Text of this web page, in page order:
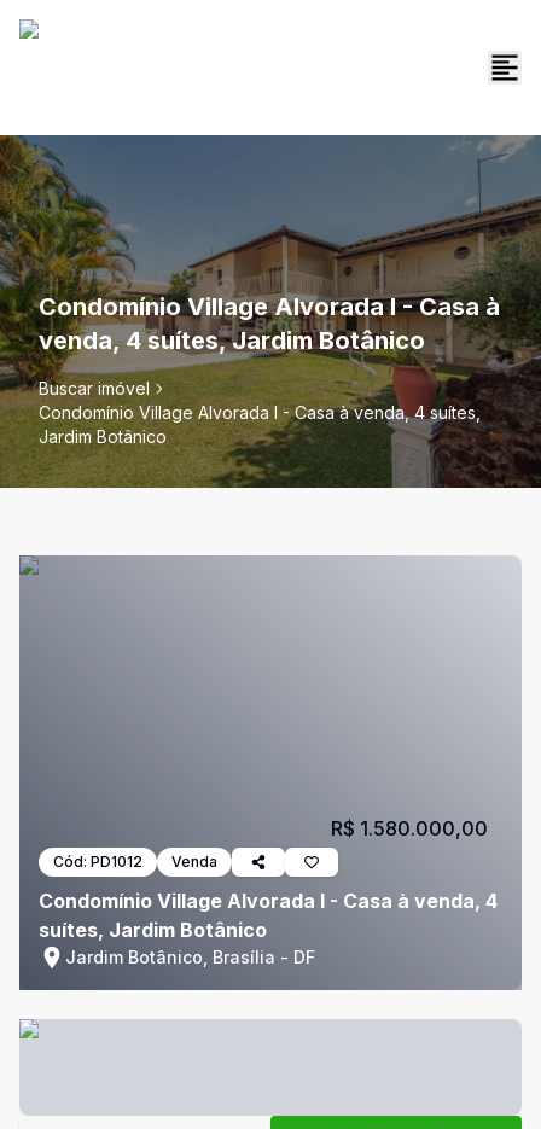
Condomínio Village Alvorada I - Casa à
venda, 4 suítes, Jardim Botânico
Buscar imóvel
Condomínio Village Alvorada I - Casa à venda, 4 suítes,
Jardim Botânico
Cód: PD1012 Venda
Condomínio Village Alvorada I - Casa à venda, 4
suítes, Jardim Botânico
Jardim Botânico, Brasília - DF
R$ 1.580.000,00